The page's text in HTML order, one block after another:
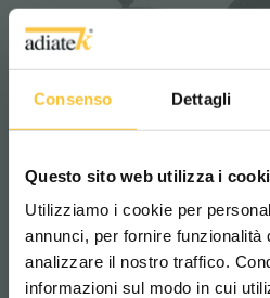
Consenso Dettagli
Questo sito web utilizza i
Utilizziamo i cookie per
annunci, per fornire funzionalità
analizzare il nostro traffico.
informazioni sul modo in cui